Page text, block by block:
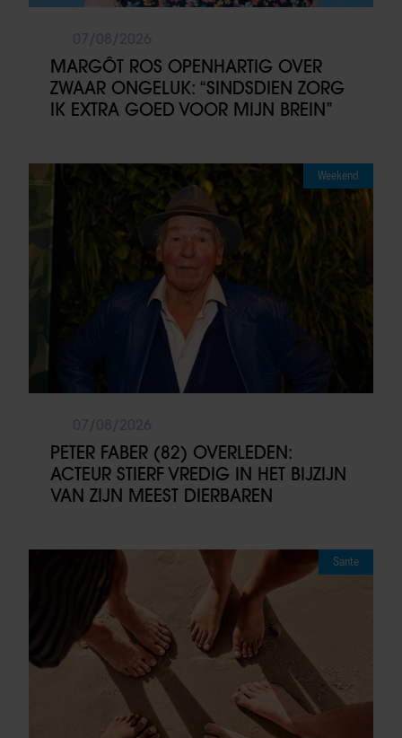
MARGÔT ROS OPENHARTIG OVER
ZWAAR ONGELUK: “SINDSDIEN ZORG
IK EXTRA GOED VOOR MIJN BREIN”
Weekend
PETER FABER (82) OVERLEDEN:
ACTEUR STIERF VREDIG IN HET BIJZIJN
VAN ZIJN MEEST DIERBAREN
Sante